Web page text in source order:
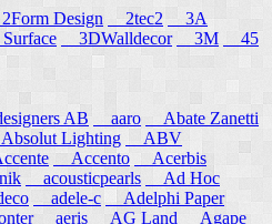
Design 2tec2
3A
3DWalldecor 3M
45
AB aaro
Abate Zanetti
Lighting
ABV
Accento
Acerbis
acousticpearls
Ad Hoc
adele-c
Adelphi Paper
aeris AG Land Agape